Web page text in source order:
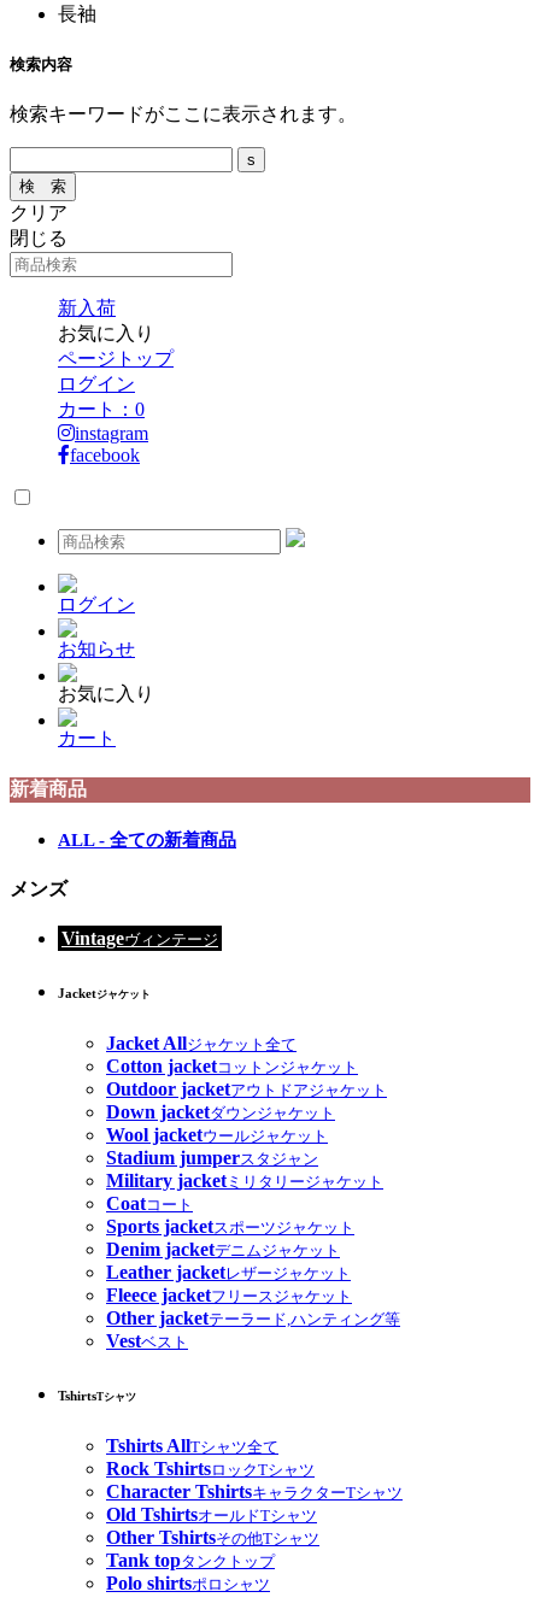
長袖
検索内容
検索キーワードがここに表示されます。
クリア
閉じる
新入荷
お気に入り
ページトップ
ログイン
カート： 0
instagram
facebook
ログイン
お知らせ
お気に入り
カート
新着商品
ALL - 全ての新着商品
メンズ
Vintageヴィンテージ
Jacketジャケット
Jacket Allジャケット全て
Cotton jacketコットンジャケット
Outdoor jacketアウトドアジャケット
Down jacketダウンジャケット
Wool jacketウールジャケット
Stadium jumperスタジャン
Military jacketミリタリージャケット
Coatコート
Sports jacketスポーツジャケット
Denim jacketデニムジャケット
Leather jacketレザージャケット
Fleece jacketフリースジャケット
Other jacketテーラード,ハンティング等
Vestベスト
TshirtsTシャツ
Tshirts AllTシャツ全て
Rock TshirtsロックTシャツ
Character TshirtsキャラクターTシャツ
Old TshirtsオールドTシャツ
Other Tshirtsその他Tシャツ
Tank topタンクトップ
Polo shirtsポロシャツ